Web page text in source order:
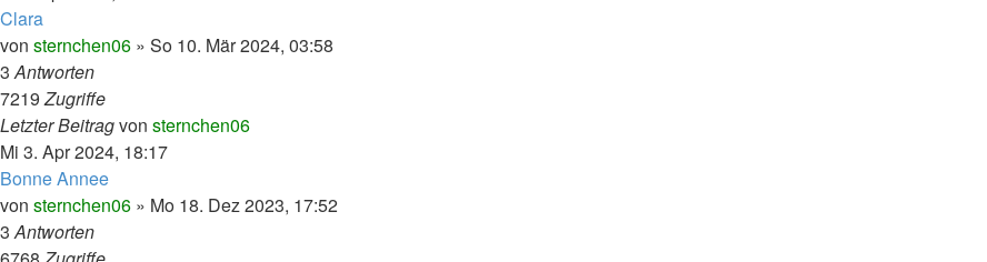
Clara
von sternchen06 » So 10. Mär 2024, 03:58
3Antworten
7219Zugriffe
Letzter Beitragvon sternchen06
Mi 3. Apr 2024, 18:17
Bonne Annee
von sternchen06 » Mo 18. Dez 2023, 17:52
3Antworten